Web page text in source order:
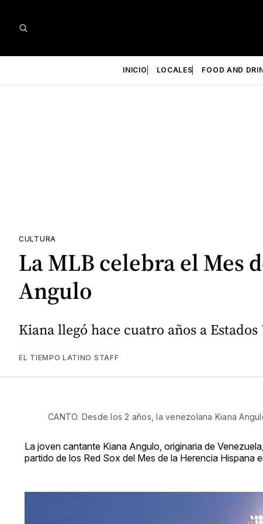
INICIO LOCALES FOOD AND
CULTURA
La MLB celebra el Mes
Angulo
Kiana llegó hace cuatro años a
EL TIEMPO LATINO STAFF
CANTO. Desde los 2 años, la venezolana Kiana
La joven cantante Kiana Angulo, originaria de
partido de los Red Sox del Mes de la Herencia Hispana